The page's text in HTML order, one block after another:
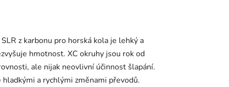
z karbonu pro horská kola je lehký a
hmotnost. XC okruhy jsou rok od
ale nijak neovlivní účinnost šlapání.
a rychlými změnami převodů.